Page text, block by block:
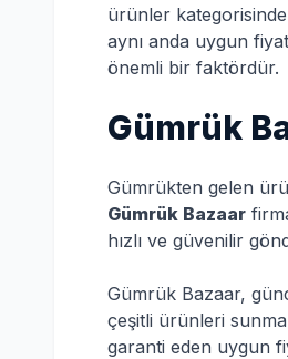
ürünler
aynı anda uygun
önemli bir faktördür.
Gümrük
Gümrükten gelen
Gümrük Bazaar
hızlı ve güvenilir
Gümrük Bazaar,
çeşitli ürünleri
garanti eden uygun